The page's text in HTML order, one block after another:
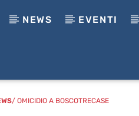
NEWS EVENTI
/ OMICIDIO A BOSCOTRECASE